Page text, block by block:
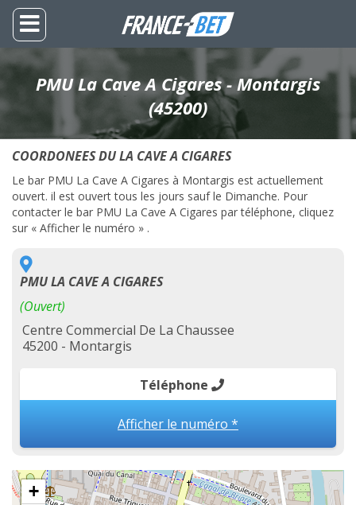
PMU La Cave A Cigares - Montargis
(45200)
COORDONEES DU LA CAVE A CIGARES
Le bar PMU La Cave A Cigares à Montargis est actuellement
ouvert. il est ouvert tous les jours sauf le Dimanche. Pour
contacter le bar PMU La Cave A Cigares par téléphone, cliquez
sur « Afficher le numéro » .
PMU LA CAVE A CIGARES
(Ouvert)
Centre Commercial De La Chaussee
45200 - Montargis
Téléphone
Afficher le numéro *
+